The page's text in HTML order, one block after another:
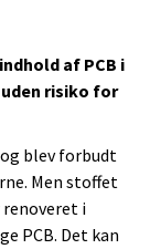
af PCB i
risiko for
blev forbudt
Men stoffet
i
PCB. Det kan